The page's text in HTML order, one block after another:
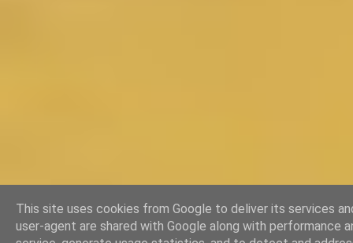
This site uses cookies from Google to deliver its services
user-agent are shared with Google along with performance